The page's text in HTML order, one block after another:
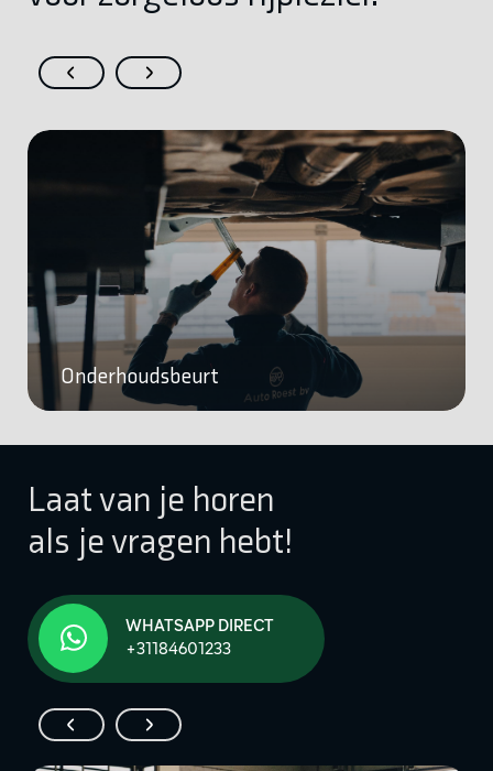
Onderhoudsbeurt
Laat van je horen
als je vragen hebt!
WHATSAPP DIRECT
+31184601233